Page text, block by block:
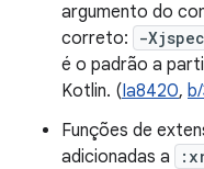
argumento do
correto:
-
é o padrão a
Kotlin. (Ia8420,
Funções de
adicionadas a